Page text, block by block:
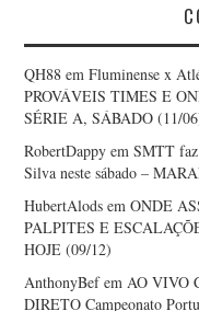
QH88 emFluminense x
PROVÁVEIS TIMES E
SÉRIE A, SÁBADO (11/
RobertDappy emSMTT
Silva neste sábado –
HubertAlods emONDE
PALPITES E
HOJE (09/12)
AnthonyBefemAO VIVO
DIRETO Campeonato